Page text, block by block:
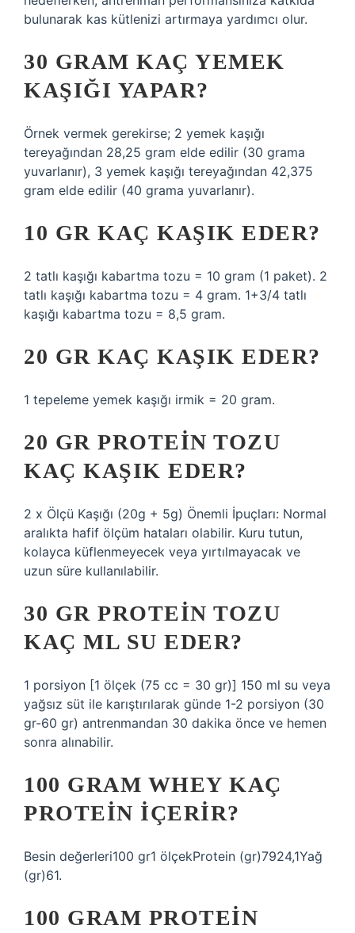
bulunarak kas kütlenizi artırmaya yardımcı olur.
30 GRAM KAÇ YEMEK
KAŞIĞI YAPAR?
Örnek vermek gerekirse; 2 yemek kaşığı
tereyağından 28,25 gram elde edilir (30 grama
yuvarlanır), 3 yemek kaşığı tereyağından 42,375
gram elde edilir (40 grama yuvarlanır).
10 GR KAÇ KAŞIK EDER?
2 tatlı kaşığı kabartma tozu = 10 gram (1 paket). 2
tatlı kaşığı kabartma tozu = 4 gram. 1+3/4 tatlı
kaşığı kabartma tozu = 8,5 gram.
20 GR KAÇ KAŞIK EDER?
1 tepeleme yemek kaşığı irmik = 20 gram.
20 GR PROTEIN TOZU
KAÇ KAŞIK EDER?
2 x Ölçü Kaşığı (20g + 5g) Önemli İpuçları: Normal
aralıkta hafif ölçüm hataları olabilir. Kuru tutun,
kolayca küflenmeyecek veya yırtılmayacak ve
uzun süre kullanılabilir.
30 GR PROTEIN TOZU
KAÇ ML SU EDER?
1 porsiyon [1 ölçek (75 cc = 30 gr)] 150 ml su veya
yağsız süt ile karıştırılarak günde 1-2 porsiyon (30
gr-60 gr) antrenmandan 30 dakika önce ve hemen
sonra alınabilir.
100 GRAM WHEY KAÇ
PROTEIN IÇERIR?
Besin değerleri100 gr1 ölçekProtein (gr)7924,1Yağ
(gr)61.
100 GRAM PROTEIN